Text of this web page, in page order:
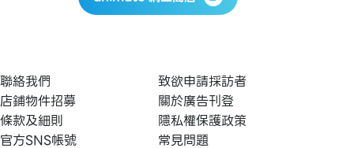
聯絡我們
致欲申請採訪者
店鋪物件招募
關於廣告刊登
條款及細則
隱私權保護政策
官方SNS帳號
常見問題